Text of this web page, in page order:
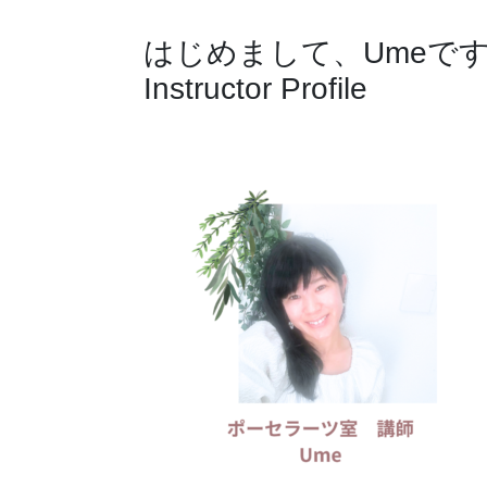
はじめまして、Umeで
Instructor Profile